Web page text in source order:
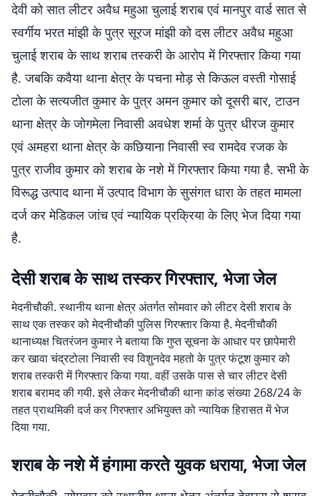
देवी को सात लीटर अवैध महुआ चुलाई शराब एवं मानपुर वार्ड सात से
स्वर्गीय भरत मांझी के पुत्र सूरज मांझी को दस लीटर अवैध महुआ
चुलाई शराब के साथ शराब तस्करी के आरोप में गिरफ्तार किया गया
है. जबकि कवैया थाना क्षेत्र के पचना मोड़ से किऊल वस्ती गोसाई
टोला के सत्यजीत कुमार के पुत्र अमन कुमार को दूसरी बार, टाउन
थाना क्षेत्र के जोगमेला निवासी अवधेश शर्मा के पुत्र धीरज कुमार
एवं अमहरा थाना क्षेत्र के कछियाना निवासी स्व रामदेव रजक के
पुत्र राजीव कुमार को शराब के नशे में गिरफ्तार किया गया है. सभी के
विरूद्ध उत्पाद थाना में उत्पाद विभाग के सुसंगत धारा के तहत मामला
दर्ज कर मेडिकल जांच एवं न्यायिक प्रक्रिया के लिए भेज दिया गया
है.
देसी शराब के साथ तस्कर गिरफ्तार, भेजा जेल
मेदनीचौकी. स्थानीय थाना क्षेत्र अंतर्गत सोमवार को लीटर देसी शराब के
साथ एक तस्कर को मेदनीचौकी पुलिस गिरफ्तार किया है. मेदनीचौकी
थानाध्यक्ष चितरंजन कुमार ने बताया कि गुप्त सूचना के आधार पर छापेमारी
कर खावा चंद्रटोला निवासी स्व विशुनदेव महतो के पुत्र फंटूश कुमार को
शराब तस्करी में गिरफ्तार किया गया. वहीं उसके पास से चार लीटर देसी
शराब बरामद की गयी. इसे लेकर मेदनीचौकी थाना कांड संख्या 268/24 के
तहत प्राथमिकी दर्ज कर गिरफ्तार अभियुक्त को न्यायिक हिरासत में भेज
दिया गया.
शराब के नशे में हंगामा करते युवक धराया, भेजा जेल